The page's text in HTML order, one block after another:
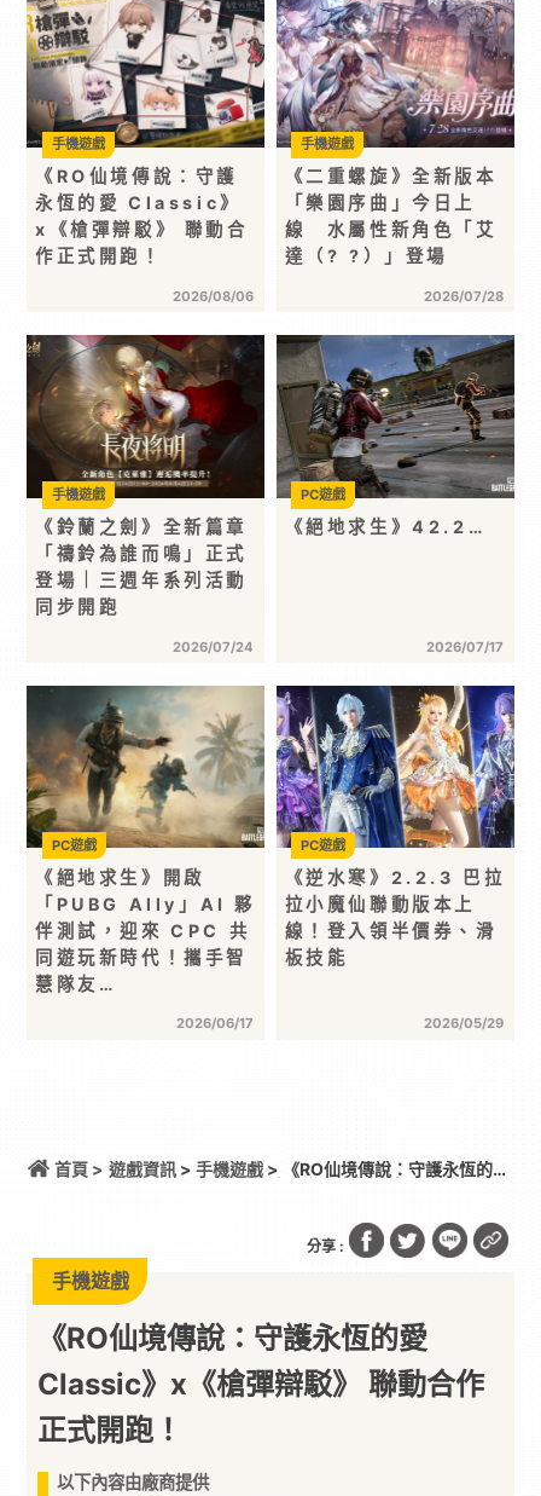
《RO仙境傳說：守護
永恆的愛 Classic》
x《槍彈辯駁》 聯動合
作正式開跑！
2026/08/06
手機遊戲
《二重螺旋》全新版本
「樂園序曲」今日上
線 水屬性新角色「艾
達（? ?）」登場
2026/07/28
手機遊戲
《鈴蘭之劍》全新篇章
「禱鈴為誰而鳴」正式
登場｜三週年系列活動
同步開跑
2026/07/24
手機遊戲
《絕地求生》42.2…
2026/07/17
PC遊戲
《絕地求生》開啟
「PUBG Ally」AI 夥
伴測試，迎來 CPC 共
同遊玩新時代！攜手智
慧隊友…
2026/06/17
PC遊戲
《逆水寒》2.2.3 巴拉
拉小魔仙聯動版本上
線！登入領半價券、滑
板技能
2026/05/29
PC遊戲
首頁 > 遊戲資訊> 手機遊戲> 《RO仙境傳說：守護永恆的愛
分享 :
手機遊戲
《RO仙境傳說：守護永恆的愛
Classic》x《槍彈辯駁》 聯動合作
正式開跑！
以下內容由廠商提供